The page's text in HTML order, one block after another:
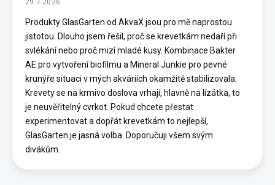
29.7.2026
Produkty GlasGarten od AkvaX jsou pro mě naprostou
jistotou. Dlouho jsem řešil, proč se krevetkám nedaří při
svlékání nebo proč mizí mladé kusy. Kombinace Bakter
AE pro vytvoření biofilmu a Mineral Junkie pro pevné
krunýře situaci v mých akváriích okamžitě stabilizovala.
Krevety se na krmivo doslova vrhají, hlavně na lízátka, to
je neuvěřitelný cvrkot. Pokud chcete přestat
experimentovat a dopřát krevetkám to nejlepší,
GlasGarten je jasná volba. Doporučuji všem svým
divákům.